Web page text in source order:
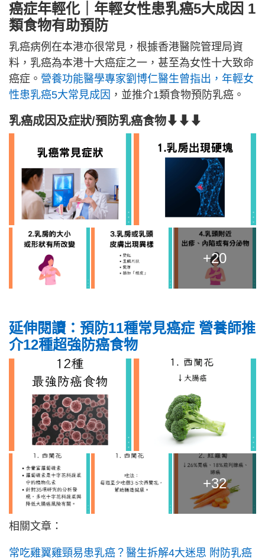
癌症年輕化｜年輕女性患乳癌5大成因 1
類食物有助預防
乳癌病例在本港亦很常見，根據香港醫院管理局資
料，乳癌為本港十大癌症之一，甚至為女性十大致命
癌症。 營養功能醫學專家劉博仁醫生曾指出，年輕女
性患乳癌5大常見成因 ，並推介1類食物預防乳癌。
乳癌成因及症狀/預防乳癌食物⬇⬇⬇
+20
延伸閱讀：預防11種常見癌症 營養師推
介12種超強防癌食物
+32
相關文章：
常吃雞翼雞頸易患乳癌？醫生拆解4大迷思 附防乳癌